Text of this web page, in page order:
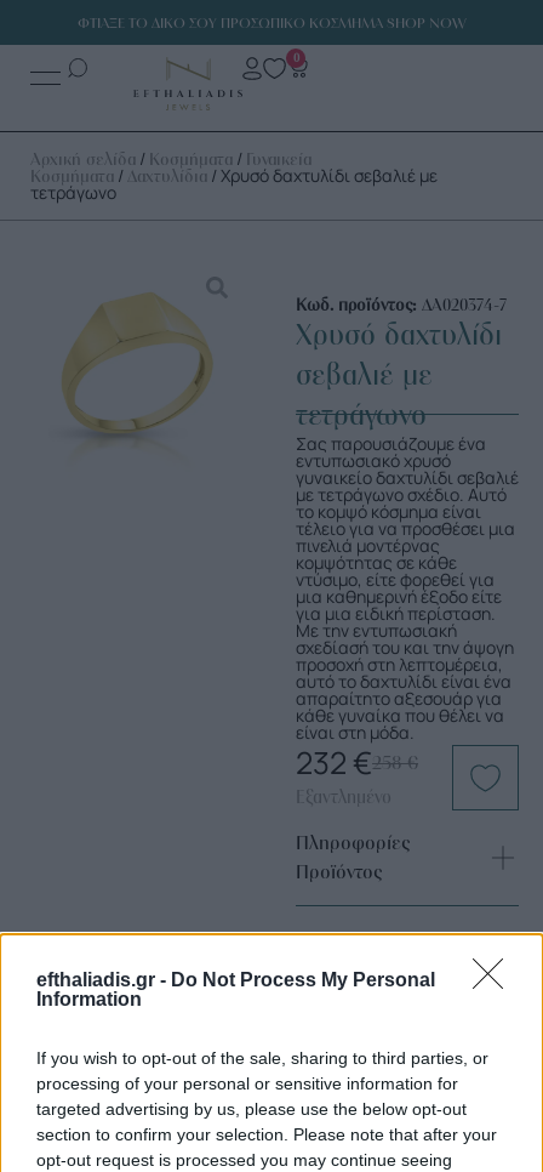
efthaliadis.gr - Do Not Process My Personal
Information
If you wish to opt-out of the sale, sharing to third parties, or
processing of your personal or sensitive information for
targeted advertising by us, please use the below opt-out
section to confirm your selection. Please note that after your
opt-out request is processed you may continue seeing
ΦΤΙΑΞΕ ΤΟ ΔΙΚΟ ΣΟΥ ΠΡΟΣΩΠΙΚΟ ΚΟΣΜΗΜΑ SHOP NOW
0
Αρχική σελίδα / Κοσμήματα / Γυναικεία
Κοσμήματα / Δαχτυλίδια / Χρυσό δαχτυλίδι σεβαλιέ με
τετράγωνο
Κωδ. προϊόντος: ΔΑ020374-7
Χρυσό δαχτυλίδι
σεβαλιέ με
τετράγωνο
Σας παρουσιάζουμε ένα
εντυπωσιακό χρυσό
γυναικείο δαχτυλίδι σεβαλιέ
με τετράγωνο σχέδιο. Αυτό
το κομψό κόσμημα είναι
τέλειο για να προσθέσει μια
πινελιά μοντέρνας
κομψότητας σε κάθε
ντύσιμο, είτε φορεθεί για
μια καθημερινή έξοδο είτε
για μια ειδική περίσταση.
Με την εντυπωσιακή
σχεδίασή του και την άψογη
προσοχή στη λεπτομέρεια,
αυτό το δαχτυλίδι είναι ένα
απαραίτητο αξεσουάρ για
κάθε γυναίκα που θέλει να
είναι στη μόδα.
258€
232 €
Εξαντλημένο
Πληροφορίες
Προϊόντος
Επιλογές Που Ταιριάζουν
Ανακαλύψτε τα κοσμήματα που αγαπήθηκαν περισσότερο!